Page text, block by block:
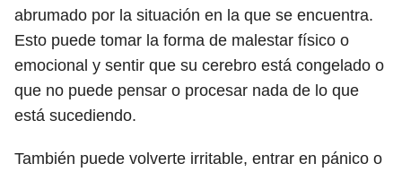
abrumado por la situación en la que se encuentra.
Esto puede tomar la forma de malestar físico o
emocional y sentir que su cerebro está congelado o
que no puede pensar o procesar nada de lo que
está sucediendo.
También puede volverte irritable, entrar en pánico o